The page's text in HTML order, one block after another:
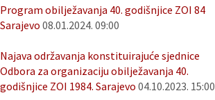
Program obilježavanja 40. godišnjice ZOI 84
Sarajevo 08.01.2024. 09:00
Najava održavanja konstituirajuće sjednice
Odbora za organizaciju obilježavanja 40.
godišnjice ZOI 1984. Sarajevo 04.10.2023. 15:00